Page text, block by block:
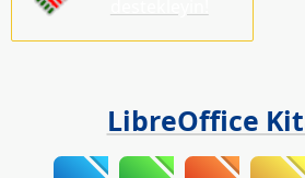
LibreOffice